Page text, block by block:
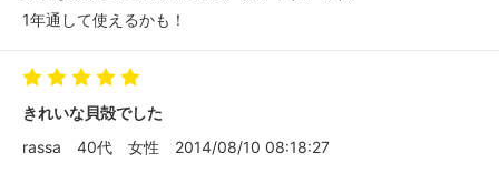
1年通して使えるかも！
きれいな貝殻でした
rassa
40代 女性 2014/08/10 08:18:27